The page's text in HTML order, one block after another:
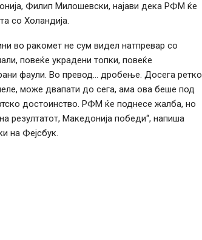
Филип Милошевски, најави дека РФМ ќе
со Холандија.
во ракомет не сум видел натпревар со
повеќе украдени топки, повеќе
фаули. Во превод… дробење. Досега ретко
може двапати до сега, ама ова беше под
достоинство. РФМ ќе поднесе жалба, но
резултатот, Македонија победи“, напиша
на Фејсбук.